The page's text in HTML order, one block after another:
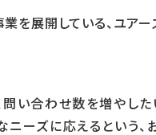
展開している、ユアー
い合わせ数を増やした
ーズに応えるという、